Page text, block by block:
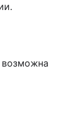
возможна